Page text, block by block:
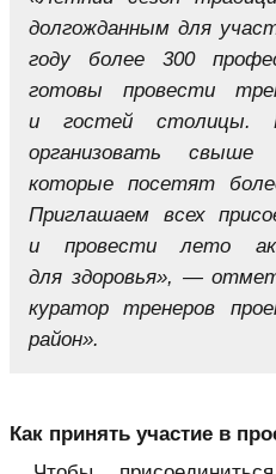
долгожданным для
году более 300
готовы провести
и гостей столицы.
организовать
которые посетят
Приглашаем всех
и провести лето
для здоровья», —
куратор тренеров
район».
Как принять участие в